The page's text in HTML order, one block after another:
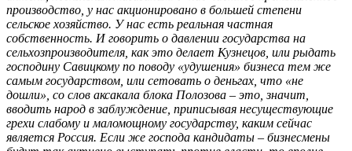
производство, у нас акционировано в большей степени
сельское хозяйство. У нас есть реальная частная
собственность. И говорить о давлении государства на
сельхозпроизводителя, как это делает Кузнецов, или рыдать
господину Савицкому по поводу «удушения» бизнеса тем же
самым государством, или сетовать о деньгах, что «не
дошли», со слов аксакала блока Полозова – это, значит,
вводить народ в заблуждение, приписывая несуществующие
грехи слабому и маломощному государству, каким сейчас
является Россия. Если же господа кандидаты – бизнесмены